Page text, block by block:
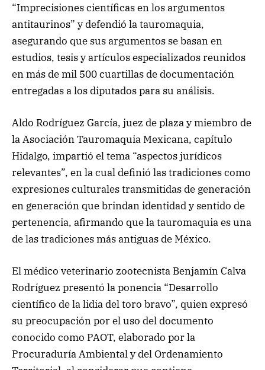
“Imprecisiones científicas en los argumentos
antitaurinos” y defendió la tauromaquia,
asegurando que sus argumentos se basan en
estudios, tesis y artículos especializados reunidos
en más de mil 500 cuartillas de documentación
entregadas a los diputados para su análisis.
Aldo Rodríguez García, juez de plaza y miembro de
la Asociación Tauromaquia Mexicana, capítulo
Hidalgo, impartió el tema “aspectos jurídicos
relevantes”, en la cual definió las tradiciones como
expresiones culturales transmitidas de generación
en generación que brindan identidad y sentido de
pertenencia, afirmando que la tauromaquia es una
de las tradiciones más antiguas de México.
El médico veterinario zootecnista Benjamín Calva
Rodríguez presentó la ponencia “Desarrollo
científico de la lidia del toro bravo”, quien expresó
su preocupación por el uso del documento
conocido como PAOT, elaborado por la
Procuraduría Ambiental y del Ordenamiento